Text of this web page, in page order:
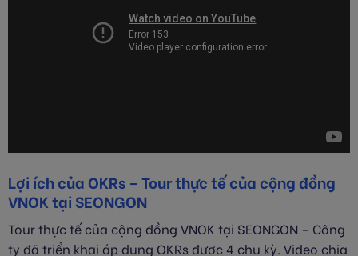
Lợi ích của OKRs – Tour thực tế của cộng đồng
VNOK tại SEONGON
Tour thực tế của cộng đồng VNOK tại SEONGON – Công
ty đã triển khai áp dụng OKRs được 4 chu kỳ. Video chia